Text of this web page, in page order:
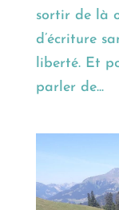
sortir de là
d’écriture
liberté. Et
parler de...